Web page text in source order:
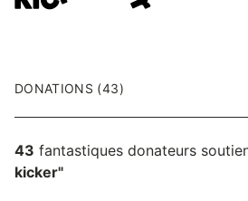
DONATIONS (43)
43 fantastiques donateurs
kicker"